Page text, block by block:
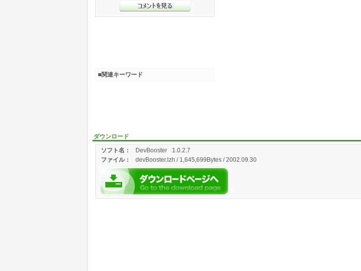
ダウンロード
ソフト名：
DevBooster 1.0.2.7
ファイル： devBooster.lzh / 1,645,699Bytes / 2002.09.30
■関連キーワード